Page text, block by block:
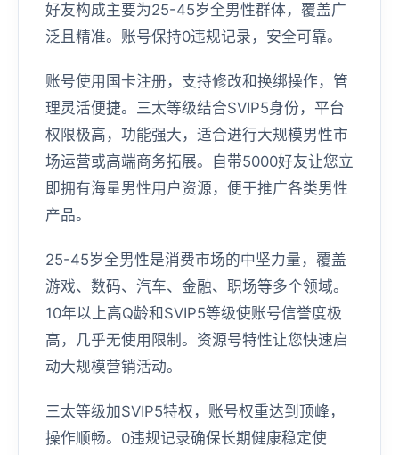
好友构成主要为25-45岁全男性群体，覆盖广
泛且精准。账号保持0违规记录，安全可靠。
账号使用国卡注册，支持修改和换绑操作，管
理灵活便捷。三太等级结合SVIP5身份，平台
权限极高，功能强大，适合进行大规模男性市
场运营或高端商务拓展。自带5000好友让您立
即拥有海量男性用户资源，便于推广各类男性
产品。
25-45岁全男性是消费市场的中坚力量，覆盖
游戏、数码、汽车、金融、职场等多个领域。
10年以上高Q龄和SVIP5等级使账号信誉度极
高，几乎无使用限制。资源号特性让您快速启
动大规模营销活动。
三太等级加SVIP5特权，账号权重达到顶峰，
操作顺畅。0违规记录确保长期健康稳定使